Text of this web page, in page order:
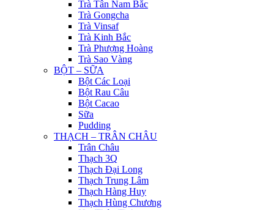
Trà Tân Nam Bắc
Trà Gongcha
Trà Vinsaf
Trà Kinh Bắc
Trà Phượng Hoàng
Trà Sao Vàng
BỘT – SỮA
Bột Các Loại
Bột Rau Câu
Bột Cacao
Sữa
Pudding
THẠCH – TRÂN CHÂU
Trân Châu
Thạch 3Q
Thạch Đại Long
Thạch Trung Lâm
Thạch Hàng Huy
Thạch Hùng Chương